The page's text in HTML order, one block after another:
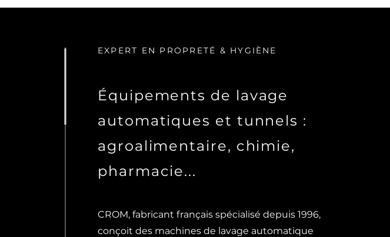
EXPERT EN PROPRETÉ & HYGIÈNE
Équipements de lavage
automatiques et tunnels :
agroalimentaire, chimie,
pharmacie...
CROM, fabricant français spécialisé depuis 1996,
conçoit des machines de lavage automatique